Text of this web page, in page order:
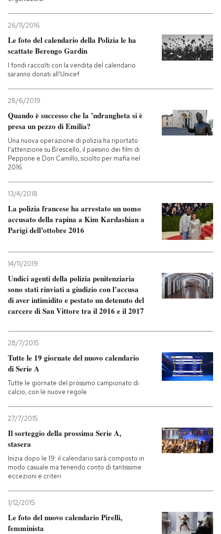
26/11/2016
Le foto del calendario della Polizia le ha
scattate Berengo Gardin
I fondi raccolti con la vendita del calendario
saranno donati all'Unicef
28/6/2019
Quando è successo che la ’ndrangheta si è
presa un pezzo di Emilia?
Una nuova operazione di polizia ha riportato
l'attenzione su Brescello, il paesino dei film di
Peppone e Don Camillo, sciolto per mafia nel
2016
13/4/2018
La polizia francese ha arrestato un uomo
accusato della rapina a Kim Kardashian a
Parigi dell’ottobre 2016
14/11/2019
Undici agenti della polizia penitenziaria
sono stati rinviati a giudizio con l’accusa
di aver intimidito e pestato un detenuto del
carcere di San Vittore tra il 2016 e il 2017
28/7/2015
Tutte le 19 giornate del nuovo calendario
di Serie A
Tutte le giornate del prossimo campionato di
calcio, con le nuove regole
27/7/2015
Il sorteggio della prossima Serie A,
stasera
Inizia dopo le 19: il calendario sarà composto in
modo casuale ma tenendo conto di tantissime
eccezioni e criteri
1/12/2015
Le foto del nuovo calendario Pirelli,
femminista